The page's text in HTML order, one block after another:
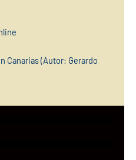
Canarias (Autor: Gerardo